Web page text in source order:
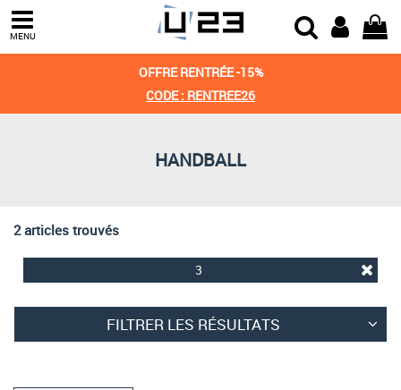
MENU
OFFRE RENTRÉE -15%
CODE : RENTREE26
HANDBALL
2 articles trouvés
3
FILTRER LES RÉSULTATS
Trier par
Derniers arrivages